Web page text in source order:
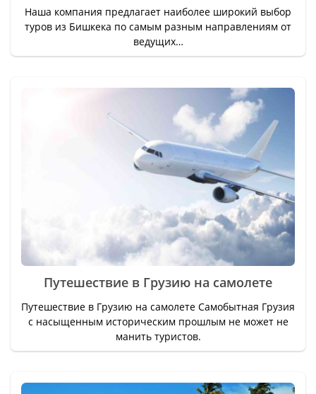
Наша компания предлагает наиболее широкий выбор
туров из Бишкека по самым разным направлениям от
ведущих…
Путешествие в Грузию на самолете
Путешествие в Грузию на самолете Самобытная Грузия
с насыщенным историческим прошлым не может не
манить туристов.